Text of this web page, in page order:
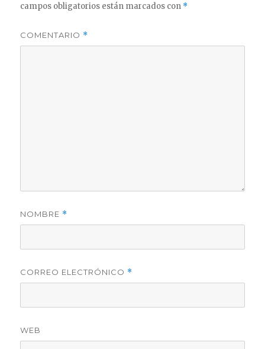
campos obligatorios están marcados con *
COMENTARIO *
NOMBRE *
CORREO ELECTRÓNICO *
WEB